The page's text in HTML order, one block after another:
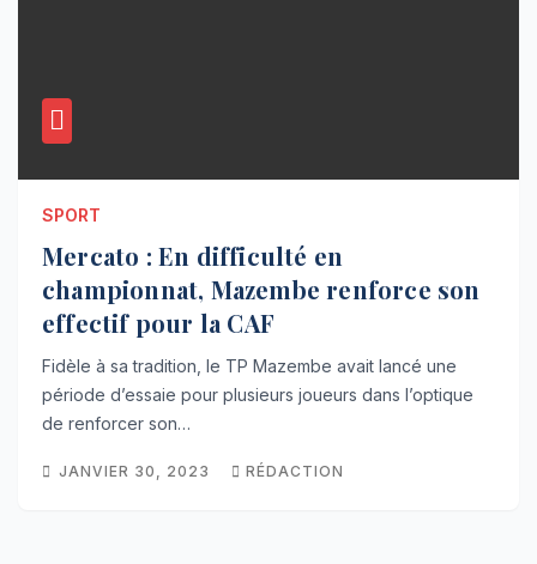
SPORT
Mercato : En difficulté en
championnat, Mazembe renforce son
effectif pour la CAF
Fidèle à sa tradition, le TP Mazembe avait lancé une
période d’essaie pour plusieurs joueurs dans l’optique
de renforcer son…
JANVIER 30, 2023 RÉDACTION